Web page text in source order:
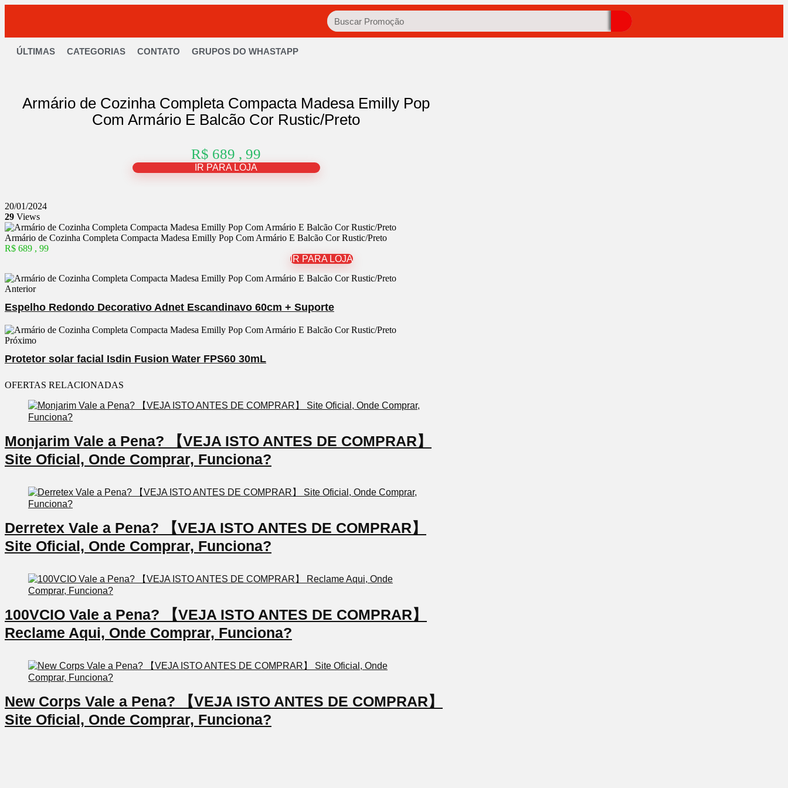
ÚLTIMAS CATEGORIAS CONTATO GRUPOS DO WHASTAPP
Armário de Cozinha Completa Compacta Madesa Emilly Pop
Com Armário E Balcão Cor Rustic/Preto
R$ 689 , 99
IR PARA LOJA
20/01/2024
29 Views
Armário de Cozinha Completa Compacta Madesa Emilly Pop Com Armário E Balcão Cor Rustic/Preto
R$ 689 , 99
IR PARA LOJA
Anterior
Espelho Redondo Decorativo Adnet Escandinavo 60cm + Suporte
Próximo
Protetor solar facial Isdin Fusion Water FPS60 30mL
OFERTAS RELACIONADAS
Monjarim Vale a Pena? 【VEJA ISTO ANTES DE COMPRAR】
Site Oficial, Onde Comprar, Funciona?
Derretex Vale a Pena? 【VEJA ISTO ANTES DE COMPRAR】
Site Oficial, Onde Comprar, Funciona?
100VCIO Vale a Pena? 【VEJA ISTO ANTES DE COMPRAR】
Reclame Aqui, Onde Comprar, Funciona?
New Corps Vale a Pena? 【VEJA ISTO ANTES DE COMPRAR】
Site Oficial, Onde Comprar, Funciona?